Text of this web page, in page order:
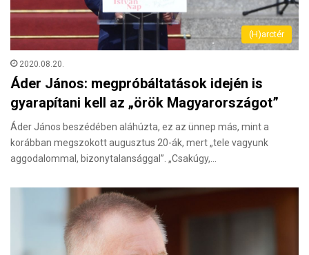
(H)arctér
2020.08.20.
Áder János: megpróbáltatások idején is
gyarapítani kell az „örök Magyarországot”
Áder János beszédében aláhúzta, ez az ünnep más, mint a
korábban megszokott augusztus 20-ák, mert „tele vagyunk
aggodalommal, bizonytalansággal”. „Csakúgy,…